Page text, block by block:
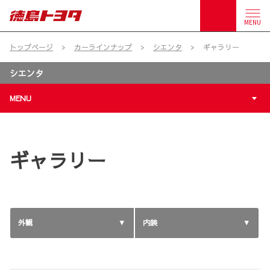
MENU
トップページ カーラインナップ シエンタ ギャラリー
シエンタ
MENU
ギャラリー
外観 内装